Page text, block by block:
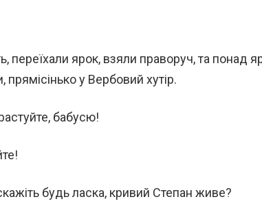
переїхали ярок, взяли праворуч, та понад
прямісінько у Вербовий хутір.
бабусю!
будь ласка, кривий Степан живе?